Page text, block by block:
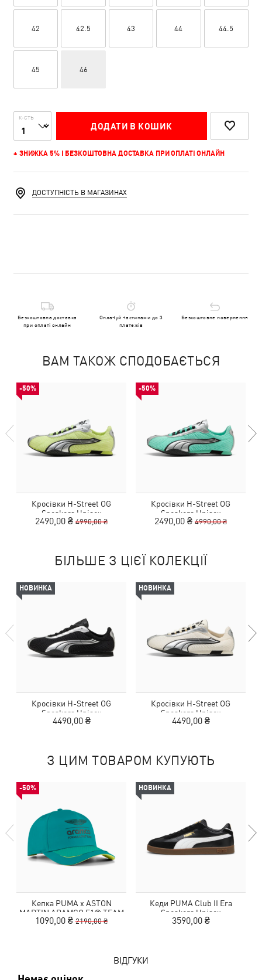
42 42.5 43 44 44.5
45 46
К-СТЬ
ДОДАТИ В КОШИК
+ ЗНИЖКА 5% І БЕЗКОШТОВНА ДОСТАВКА ПРИ ОПЛАТІ ОНЛАЙН
ДОСТУПНІСТЬ В МАГАЗИНАХ
Безкоштовна доставка
при оплаті онлайн
Оплачуй частинами до 3
платежів
Безкоштовне повернення
ВАМ ТАКОЖ СПОДОБАЄТЬСЯ
-50%
Кросівки H-Street OG
Sneakers Unisex
2490,00 ₴ 4990,00 ₴
-50%
Кросівки H-Street OG
Sneakers Unisex
2490,00 ₴ 4990,00 ₴
БІЛЬШЕ З ЦІЄЇ КОЛЕКЦІЇ
НОВИНКА
Кросівки H-Street OG
Sneakers Unisex
4490,00 ₴
НОВИНКА
Кросівки H-Street OG
Sneakers Unisex
4490,00 ₴
З ЦИМ ТОВАРОМ КУПУЮТЬ
-50%
Кепка PUMA x ASTON
MARTIN ARAMCO F1® TEAM
Baseball Cap
1090,00 ₴ 2190,00 ₴
НОВИНКА
Кеди PUMA Club II Era
Sneakers Unisex
3590,00 ₴
ВІДГУКИ